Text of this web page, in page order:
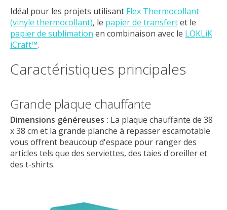
Idéal pour les projets utilisant Flex Thermocollant
(vinyle thermocollant), le papier de transfertet le
papier de sublimation en combinaison avec le LOKLiK
iCraft™.
Caractéristiques principales
Grande plaque chauffante
Dimensions généreuses : La plaque chauffante de 38
x 38 cm et la grande planche à repasser escamotable
vous offrent beaucoup d'espace pour ranger des
articles tels que des serviettes, des taies d'oreiller et
des t-shirts.